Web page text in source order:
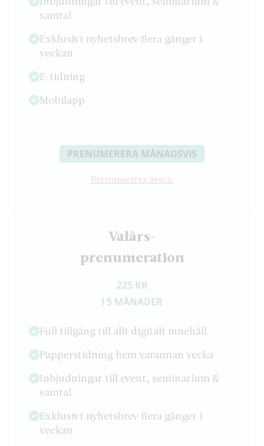
samtal
Exklusivt nyhetsbrev flera gånger i
veckan
E-tidning
Mobilapp
PRENUMERERA MÅNADSVIS
Prenumerera årsvis
Valårs-
­prenumeration
225 KR
I 5 MÅNADER
Full tillgång till allt digitalt innehåll
Papperstidning hem varannan vecka
Inbjudningar till event, seminarium &
samtal
Exklusivt nyhetsbrev flera gånger i
veckan